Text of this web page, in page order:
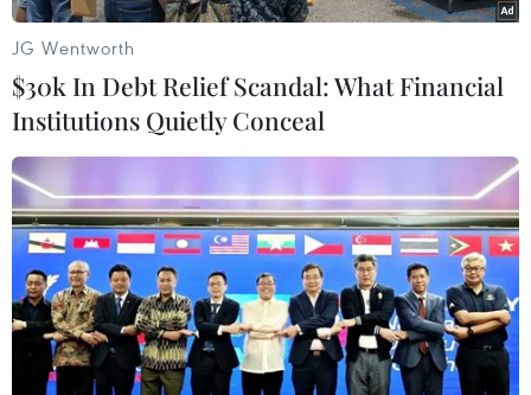
JG Wentworth
$30k In Debt Relief Scandal: What Financial
Institutions Quietly Conceal